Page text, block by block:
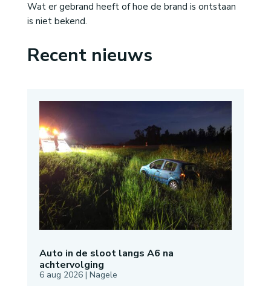
Wat er gebrand heeft of hoe de brand is ontstaan
is niet bekend.
Recent nieuws
Auto in de sloot langs A6 na
achtervolging
6 aug 2026| Nagele